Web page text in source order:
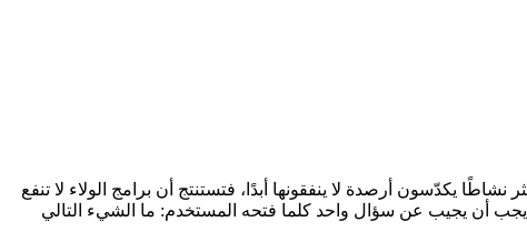
يكدّسون أرصدة لا ينفقونها أبدًا، فتستنتج أن برامج الولاء لا تنفع
يجب أن يجيب عن سؤال واحد كلما فتحه المستخدم: ما الشيء التالي